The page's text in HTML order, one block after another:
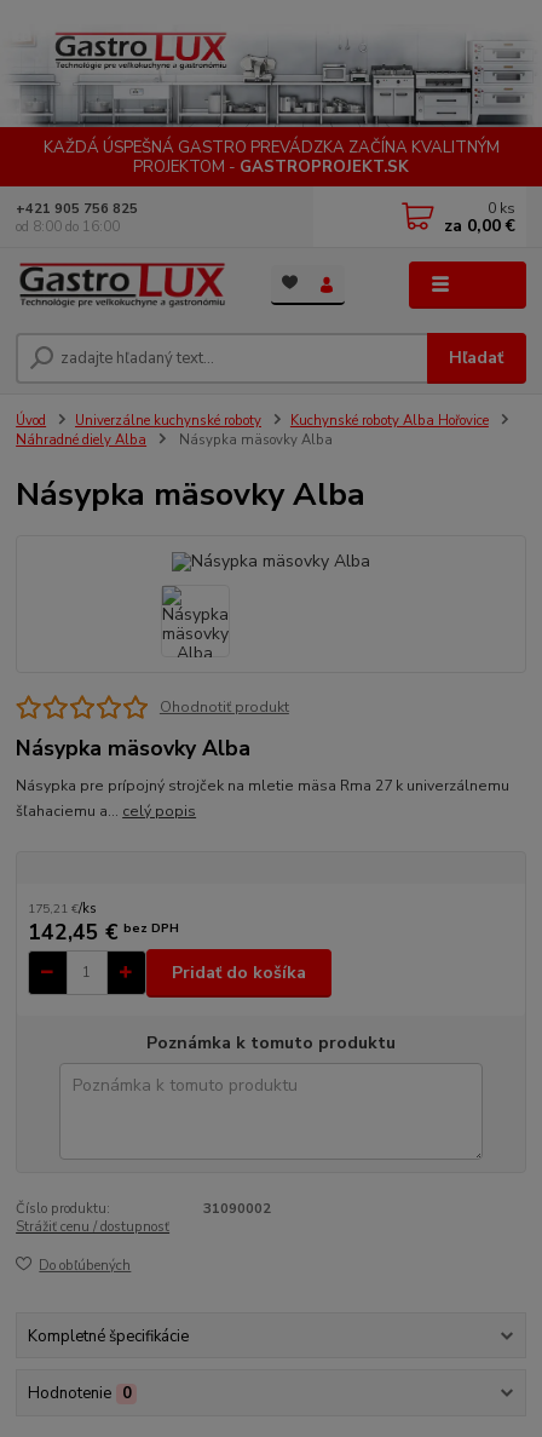
KAŽDÁ ÚSPEŠNÁ GASTRO PREVÁDZKA ZAČÍNA KVALITNÝM
PROJEKTOM - GASTROPROJEKT.SK
Hľadať
+421 905 756 825
od 8:00 do 16:00
0 ks
za 0,00 €
Úvod Univerzálne kuchynské roboty
Kuchynské roboty Alba Hořovice
Náhradné diely Alba
Násypka mäsovky Alba
Násypka mäsovky Alba
Ohodnotiť produkt
Násypka mäsovky Alba
Násypka pre prípojný strojček na mletie mäsa Rma 27 k univerzálnemu
šľahaciemu a... celý popis
175,21 €/ks
142,45 € bez DPH
Pridať do košíka
Poznámka k tomuto produktu
Číslo produktu:
31090002
Strážiť cenu / dostupnosť
Do obľúbených
Kompletné špecifikácie
Hodnotenie 0